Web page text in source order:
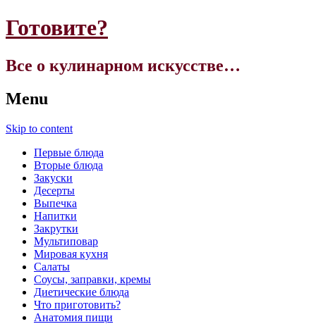
Готовите?
Все о кулинарном искусстве…
Menu
Skip to content
Первые блюда
Вторые блюда
Закуски
Десерты
Выпечка
Напитки
Закрутки
Мультиповар
Мировая кухня
Салаты
Соусы, заправки, кремы
Диетические блюда
Что приготовить?
Анатомия пищи